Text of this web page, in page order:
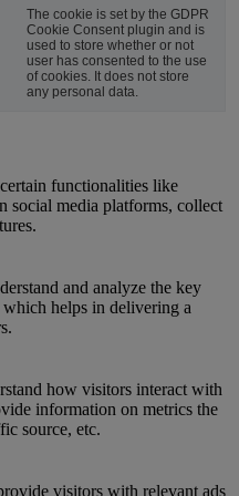
The cookie is set by the GDPR
Cookie Consent plugin and is
used to store whether or not
user has consented to the use
of cookies. It does not store
any personal data.
functionalities like
social media platforms, collect
and analyze the key
helps in delivering a
how visitors interact with
information on metrics the
source, etc.
visitors with relevant ads